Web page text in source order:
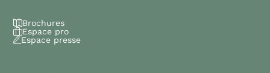
Brochures
Espace pro
Espace presse